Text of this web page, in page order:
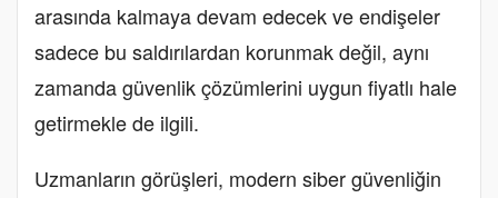
arasında kalmaya devam edecek ve endişeler
sadece bu saldırılardan korunmak değil, aynı
zamanda güvenlik çözümlerini uygun fiyatlı hale
getirmekle de ilgili.
Uzmanların görüşleri, modern siber güvenliğin